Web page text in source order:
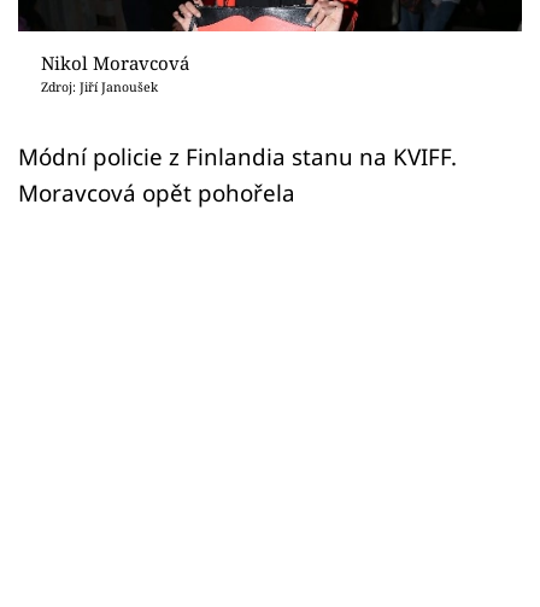
Sledujte prima+
Přihlášení
Sledujte nás
Nikol Moravcová
Zdroj: Jiří Janoušek
Módní policie z Finlandia stanu na KVIFF.
Moravcová opět pohořela